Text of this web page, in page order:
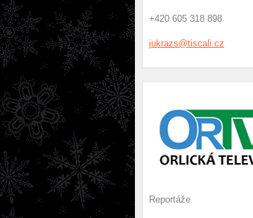
+420 605 318 898
jukrazs@tiscali. cz
Reportáže